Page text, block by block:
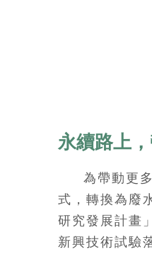
永續路上
為帶動更
式，轉換為廢
研究發展計畫
新興技術試驗